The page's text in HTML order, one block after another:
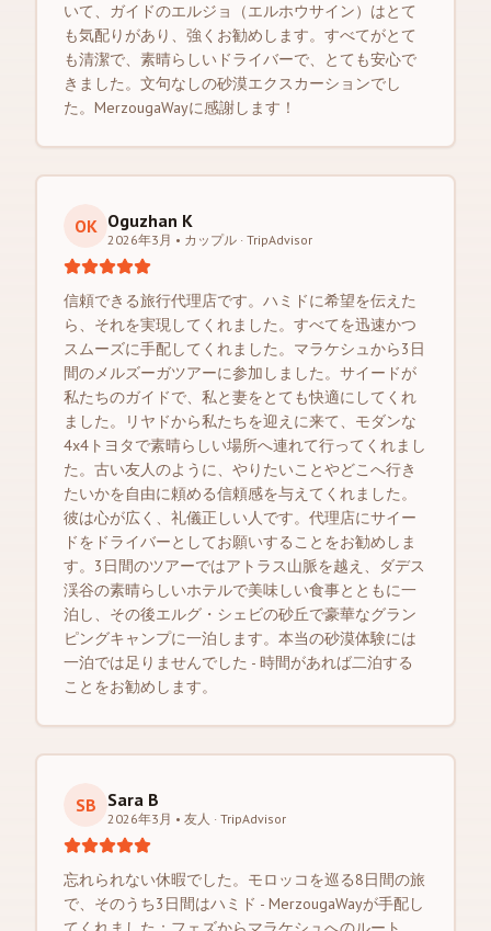
いて、ガイドのエルジョ（エルホウサイン）はとて
も気配りがあり、強くお勧めします。すべてがとて
も清潔で、素晴らしいドライバーで、とても安心で
きました。文句なしの砂漠エクスカーションでし
た。MerzougaWayに感謝します！
OK Oguzhan K
2026年3月 • カップル · TripAdvisor
信頼できる旅行代理店です。ハミドに希望を伝えた
ら、それを実現してくれました。すべてを迅速かつ
スムーズに手配してくれました。マラケシュから3日
間のメルズーガツアーに参加しました。サイードが
私たちのガイドで、私と妻をとても快適にしてくれ
ました。リヤドから私たちを迎えに来て、モダンな
4x4トヨタで素晴らしい場所へ連れて行ってくれまし
た。古い友人のように、やりたいことやどこへ行き
たいかを自由に頼める信頼感を与えてくれました。
彼は心が広く、礼儀正しい人です。代理店にサイー
ドをドライバーとしてお願いすることをお勧めしま
す。3日間のツアーではアトラス山脈を越え、ダデス
渓谷の素晴らしいホテルで美味しい食事とともに一
泊し、その後エルグ・シェビの砂丘で豪華なグラン
ピングキャンプに一泊します。本当の砂漠体験には
一泊では足りませんでした - 時間があれば二泊する
ことをお勧めします。
SB Sara B
2026年3月 • 友人 · TripAdvisor
忘れられない休暇でした。モロッコを巡る8日間の旅
で、そのうち3日間はハミド - MerzougaWayが手配し